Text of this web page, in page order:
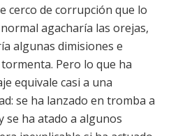
cerco de corrupción que lo
agacharía las orejas,
algunas dimisiones e
Pero lo que ha
equivale casi a una
se ha lanzado en tromba a
se ha atado a algunos